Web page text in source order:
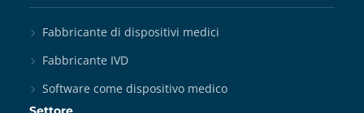
Fabbricante di dispositivi medici
Fabbricante IVD
Software come dispositivo medico